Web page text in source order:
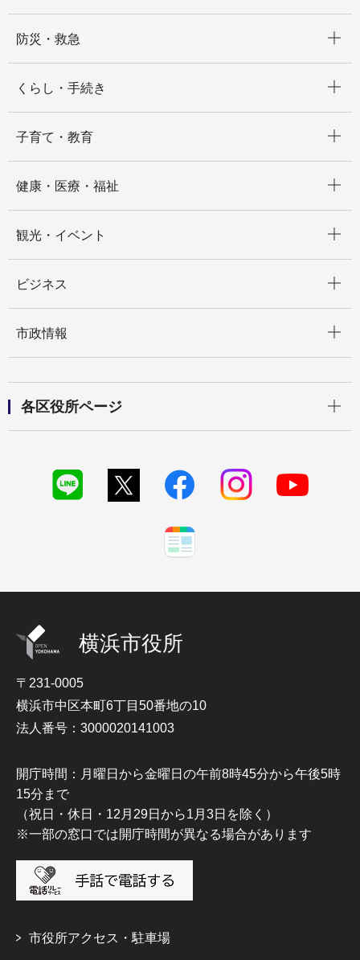
防災・救急
くらし・手続き
子育て・教育
健康・医療・福祉
観光・イベント
ビジネス
市政情報
各区役所ページ
横浜市役所
〒231-0005
横浜市中区本町6丁目50番地の10
法人番号：3000020141003
開庁時間：月曜日から金曜日の午前8時45分から午後5時
15分まで
（祝日・休日・12月29日から1月3日を除く）
※一部の窓口では開庁時間が異なる場合があります
市役所アクセス・駐車場